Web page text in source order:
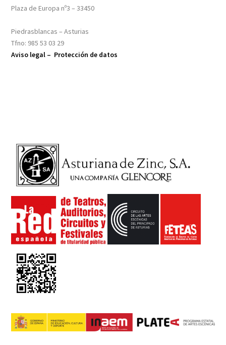
Plaza de Europa nº3 – 33450
Piedrasblancas – Asturias
Tfno: 985 53 03 29
Aviso legal – Protección de datos